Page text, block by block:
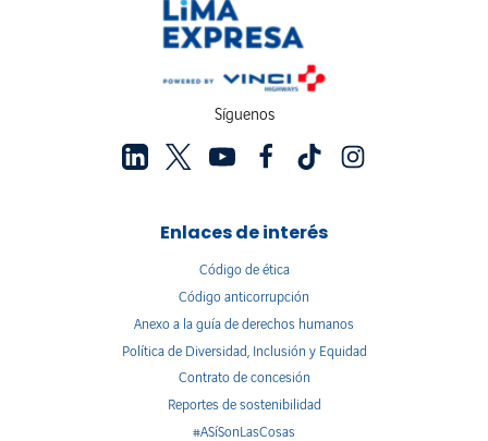
Síguenos
Enlaces de interés
Código de ética
Código anticorrupción
Anexo a la guía de derechos humanos
Política de Diversidad, Inclusión y Equidad
Contrato de concesión
Reportes de sostenibilidad
#ASíSonLasCosas